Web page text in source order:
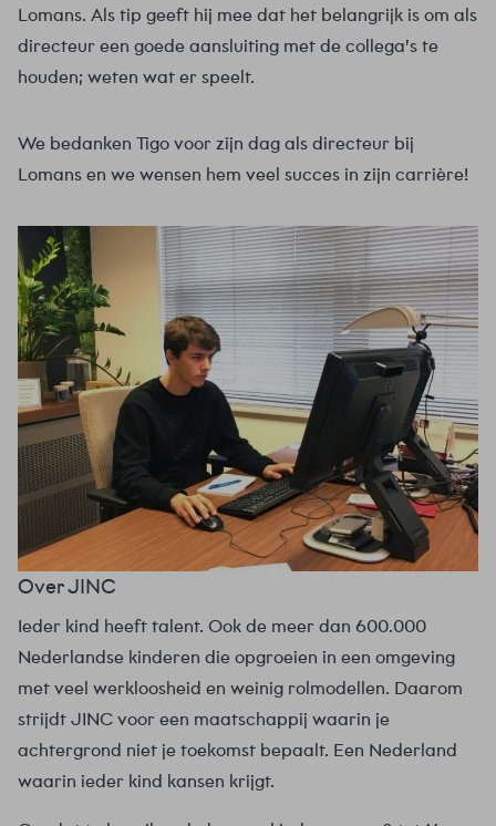
Lomans. Als tip geeft hij mee dat het belangrijk is om als
directeur een goede aansluiting met de collega’s te
houden; weten wat er speelt.
We bedanken Tigo voor zijn dag als directeur bij
Lomans en we wensen hem veel succes in zijn carrière!
Over JINC
Ieder kind heeft talent. Ook de meer dan 600.000
Nederlandse kinderen die opgroeien in een omgeving
met veel werkloosheid en weinig rolmodellen. Daarom
strijdt JINC voor een maatschappij waarin je
achtergrond niet je toekomst bepaalt. Een Nederland
waarin ieder kind kansen krijgt.